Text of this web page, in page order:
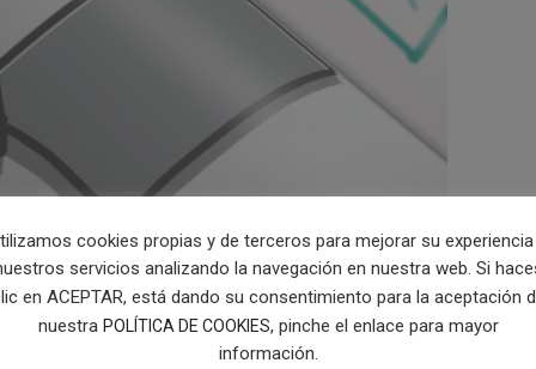
cookies propias y de terceros para mejorar su
servicios analizando la navegación en nuestra web. Si
en ACEPTAR, está dando su consentimiento para la aceptación
nuestra POLÍTICA DE COOKIES, pinche el enlace para mayor
información.